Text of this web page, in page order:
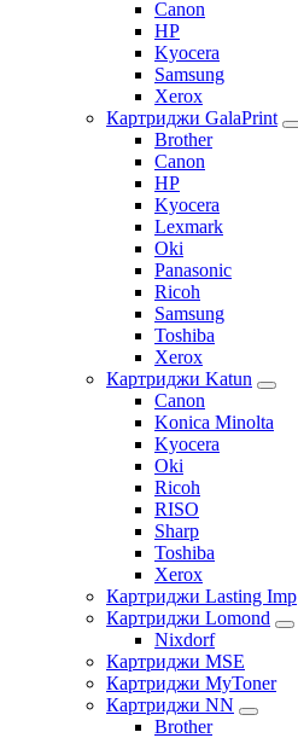
Canon
HP
Kyocera
Samsung
Xerox
Картриджи GalaPrint
Brother
Canon
HP
Kyocera
Lexmark
Oki
Panasonic
Ricoh
Samsung
Toshiba
Xerox
Картриджи Katun
Canon
Konica Minolta
Kyocera
Oki
Ricoh
RISO
Sharp
Toshiba
Xerox
Картриджи Lasting Imp
Картриджи Lomond
Nixdorf
Картриджи MSE
Картриджи MyToner
Картриджи NN
Brother